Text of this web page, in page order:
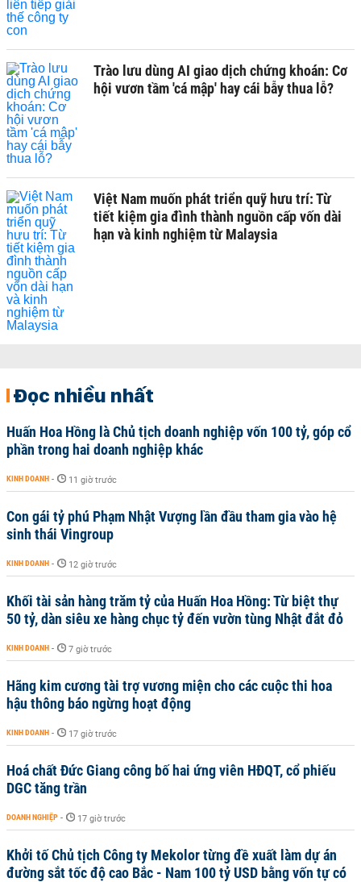
Trào lưu dùng AI giao dịch chứng khoán: Cơ
hội vươn tầm 'cá mập' hay cái bẫy thua lỗ?
Việt Nam muốn phát triển quỹ hưu trí: Từ
tiết kiệm gia đình thành nguồn cấp vốn dài
hạn và kinh nghiệm từ Malaysia
Đọc nhiều nhất
Huấn Hoa Hồng là Chủ tịch doanh nghiệp vốn 100 tỷ, góp cổ
phần trong hai doanh nghiệp khác
KINH DOANH - 11 giờ trước
Con gái tỷ phú Phạm Nhật Vượng lần đầu tham gia vào hệ
sinh thái Vingroup
KINH DOANH - 12 giờ trước
Khối tài sản hàng trăm tỷ của Huấn Hoa Hồng: Từ biệt thự
50 tỷ, dàn siêu xe hàng chục tỷ đến vườn tùng Nhật đắt đỏ
KINH DOANH - 7 giờ trước
Hãng kim cương tài trợ vương miện cho các cuộc thi hoa
hậu thông báo ngừng hoạt động
KINH DOANH - 17 giờ trước
Hoá chất Đức Giang công bố hai ứng viên HĐQT, cổ phiếu
DGC tăng trần
DOANH NGHIỆP - 17 giờ trước
Khởi tố Chủ tịch Công ty Mekolor từng đề xuất làm dự án
đường sắt tốc độ cao Bắc - Nam 100 tỷ USD bằng vốn tự có